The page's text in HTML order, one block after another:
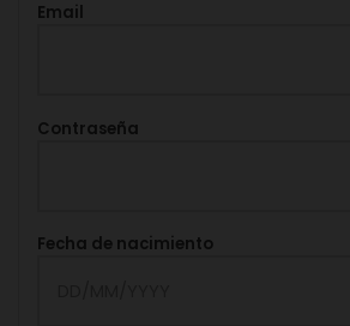
Email
Contraseña
Fecha de nacimiento